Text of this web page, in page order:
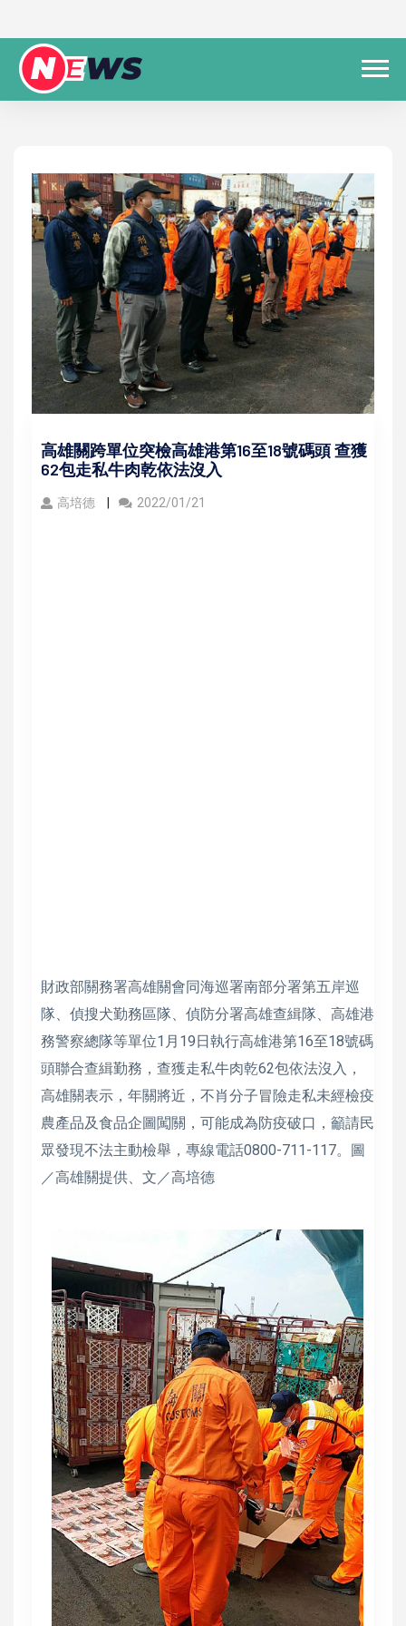
高雄關跨單位突檢高雄港第16至18號碼頭 查獲
62包走私牛肉乾依法沒入
高培德 2022/01/21
財政部關務署高雄關會同海巡署南部分署第五岸巡
隊、偵搜犬勤務區隊、偵防分署高雄查緝隊、高雄港
務警察總隊等單位1月19日執行高雄港第16至18號碼
頭聯合查緝勤務，查獲走私牛肉乾62包依法沒入，
高雄關表示，年關將近，不肖分子冒險走私未經檢疫
農產品及食品企圖闖關，可能成為防疫破口，籲請民
眾發現不法主動檢舉，專線電話0800-711-117。圖
／高雄關提供、文／高培德